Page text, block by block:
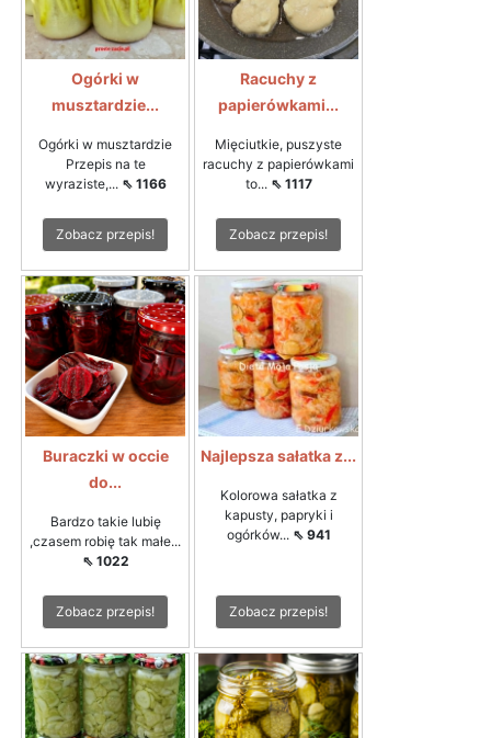
Ogórki w
musztardzie...
Ogórki w musztardzie
Przepis na te
wyraziste,... ⇖ 1166
Zobacz przepis!
Racuchy z
papierówkami...
Mięciutkie, puszyste
racuchy z papierówkami
to... ⇖ 1117
Zobacz przepis!
Buraczki w occie
do...
Bardzo takie lubię
,czasem robię tak małe...
⇖ 1022
Zobacz przepis!
Najlepsza sałatka z...
Kolorowa sałatka z
kapusty, papryki i
ogórków... ⇖ 941
Zobacz przepis!